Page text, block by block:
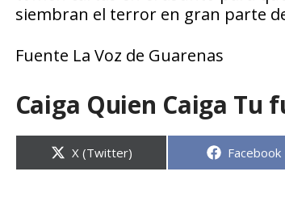
siembran el terror en gran parte
Fuente La Voz de Guarenas
Caiga Quien Caiga Tu
Compartir
en
X (Twitter) Compartir
Facebook